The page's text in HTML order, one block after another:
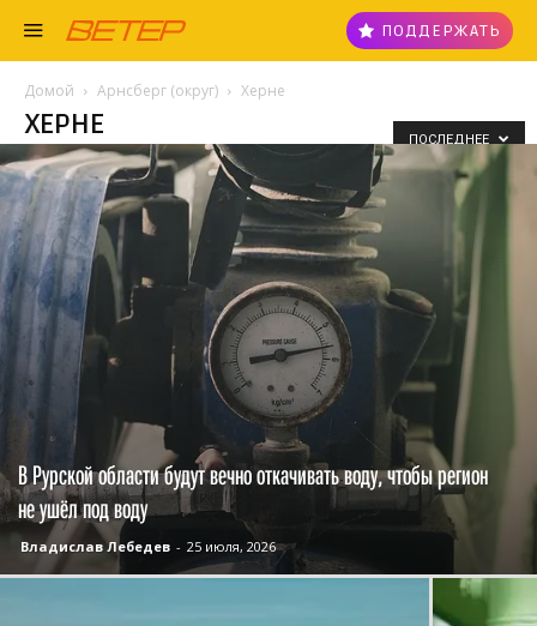
ПОДДЕРЖАТЬ
Домой Арнсберг (округ) Херне
ХЕРНЕ ПОСЛЕДНЕЕ
В Рурской области будут вечно откачивать воду, чтобы регион
не ушёл под воду
Владислав Лебедев - 25 июля, 2026